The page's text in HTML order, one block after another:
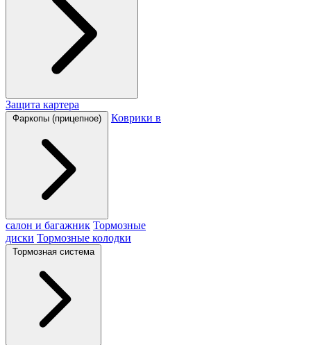
Защита картера
Фаркопы (прицепное) Коврики в
салон и багажник Тормозные
диски Тормозные колодки
Тормозная система